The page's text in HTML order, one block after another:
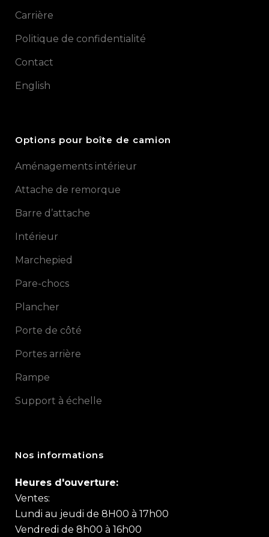
Carrière
Politique de confidentialité
Contact
English
Options pour boîte de camion
Aménagements intérieur
Attache de remorque
Barre d’attache
Intérieur
Marchepied
Pare-chocs
Plancher
Porte de côté
Portes arrière
Rampe
Support à échelle
Nos informations
Heures d'ouverture:
Ventes:
Lundi au jeudi de 8H00 à 17h00
Vendredi de 8h00 à 16h00